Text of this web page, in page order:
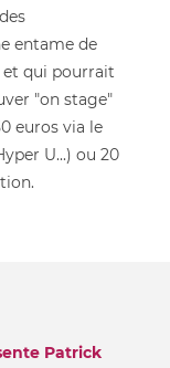
entame de
qui pourrait
"on stage"
euros via le
U...) ou 20
Patrick